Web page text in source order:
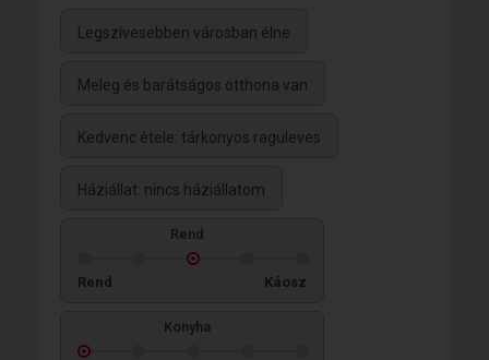
Legszívesebben városban élne
Meleg és barátságos otthona van
Kedvenc étele: tárkonyos raguleves
Háziállat: nincs háziállatom
Rend
Rend Káosz
Konyha